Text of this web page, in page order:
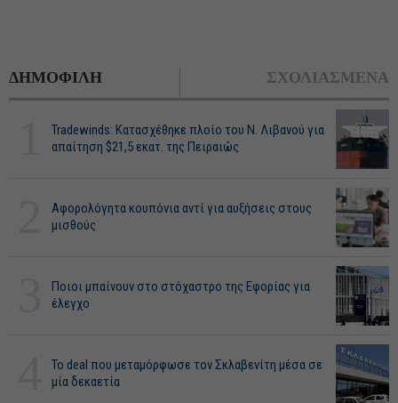
ΔΗΜΟΦΙΛΗ ΣΧΟΛΙΑΣΜΕΝΑ
Tradewinds: Κατασχέθηκε πλοίο του Ν. Λιβανού για
απαίτηση $21,5 εκατ. της Πειραιώς
Αφορολόγητα κουπόνια αντί για αυξήσεις στους
μισθούς
Ποιοι μπαίνουν στο στόχαστρο της Εφορίας για
έλεγχο
Το deal που μεταμόρφωσε τον Σκλαβενίτη μέσα σε
μία δεκαετία